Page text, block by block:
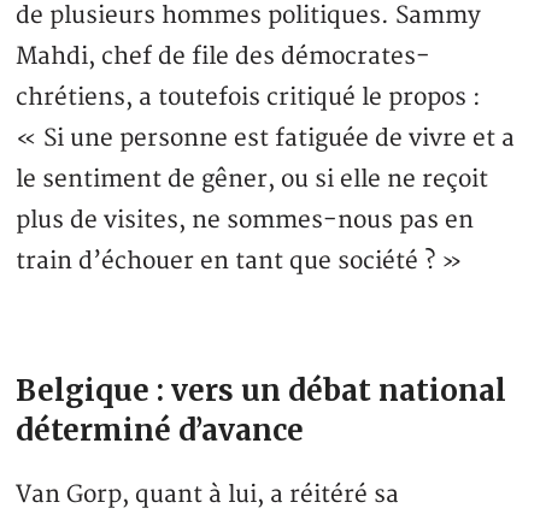
de plusieurs hommes politiques. Sammy
Mahdi, chef de file des démocrates-
chrétiens, a toutefois critiqué le propos :
« Si une personne est fatiguée de vivre et a
le sentiment de gêner, ou si elle ne reçoit
plus de visites, ne sommes-nous pas en
train d’échouer en tant que société ? »
Belgique : vers un débat national
déterminé d’avance
Van Gorp, quant à lui, a réitéré sa